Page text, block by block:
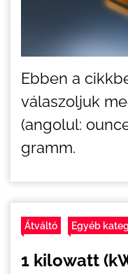
Ebben a
válaszoljuk
(angolul:
gramm.
Átváltó Egyéb
1 kilowatt